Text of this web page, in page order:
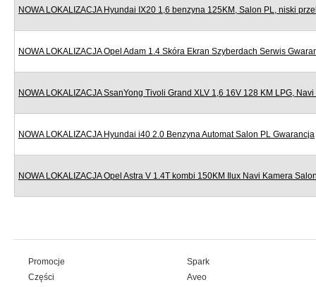
NOWA LOKALIZACJA Hyundai IX20 1,6 benzyna 125KM, Salon PL, niski
NOWA LOKALIZACJA Opel Adam 1.4 Skóra Ekran Szyberdach Serwis
NOWA LOKALIZACJA SsanYong Tivoli Grand XLV 1,6 16V 128 KM LPG,
NOWA LOKALIZACJA Hyundai i40 2.0 Benzyna Automat Salon PL Gwarancja
NOWA LOKALIZACJA Opel Astra V 1.4T kombi 150KM Ilux Navi Kamera
Promocje
Części
Spark
Aveo